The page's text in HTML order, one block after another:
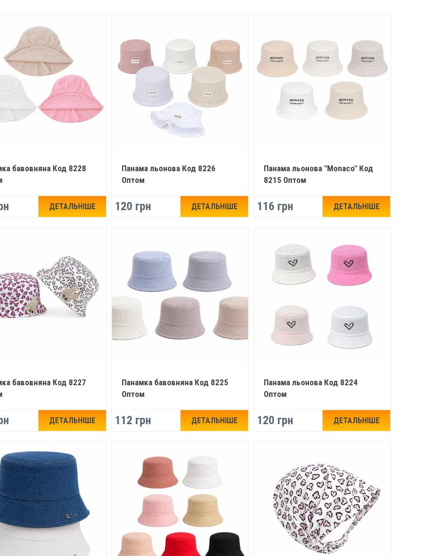
бавовняна Код 8228
ДЕТАЛЬНІШЕ
Панама льонова Код 8226
Оптом
120 грн ДЕТАЛЬНІШЕ
Панама льонова "Monaco" Код
8215 Оптом
116 грн ДЕТАЛЬНІШЕ
бавовняна Код 8227
ДЕТАЛЬНІШЕ
Панамка бавовняна Код 8225
Оптом
112 грн ДЕТАЛЬНІШЕ
Панама льонова Код 8224
Оптом
120 грн ДЕТАЛЬНІШЕ